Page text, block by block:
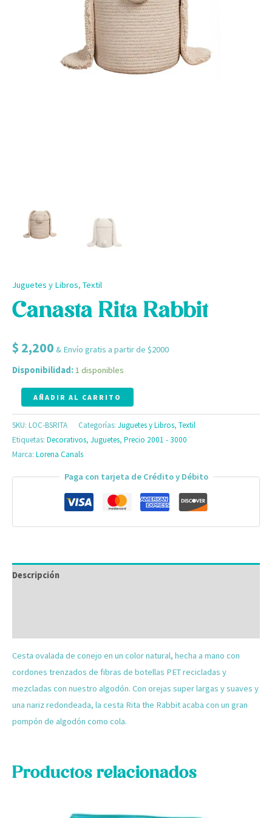
Juguetes y Libros, Textil
Canasta Rita Rabbit
$ 2,200 & Envío gratis a partir de $2000
Disponibilidad:1 disponibles
AÑADIR AL CARRITO
SKU: LOC-BSRITA Categorías: Juguetes y Libros, Textil
Etiquetas: Decorativos, Juguetes, Precio 2001 - 3000
Marca: Lorena Canals
Paga con tarjeta de Crédito y Débito
Descripción
Cesta ovalada de conejo en un color natural, hecha a mano con
cordones trenzados de fibras de botellas PET recicladas y
mezcladas con nuestro algodón. Con orejas super largas y suaves y
una nariz redondeada, la cesta Rita the Rabbit acaba con un gran
pompón de algodón como cola.
Productos relacionados